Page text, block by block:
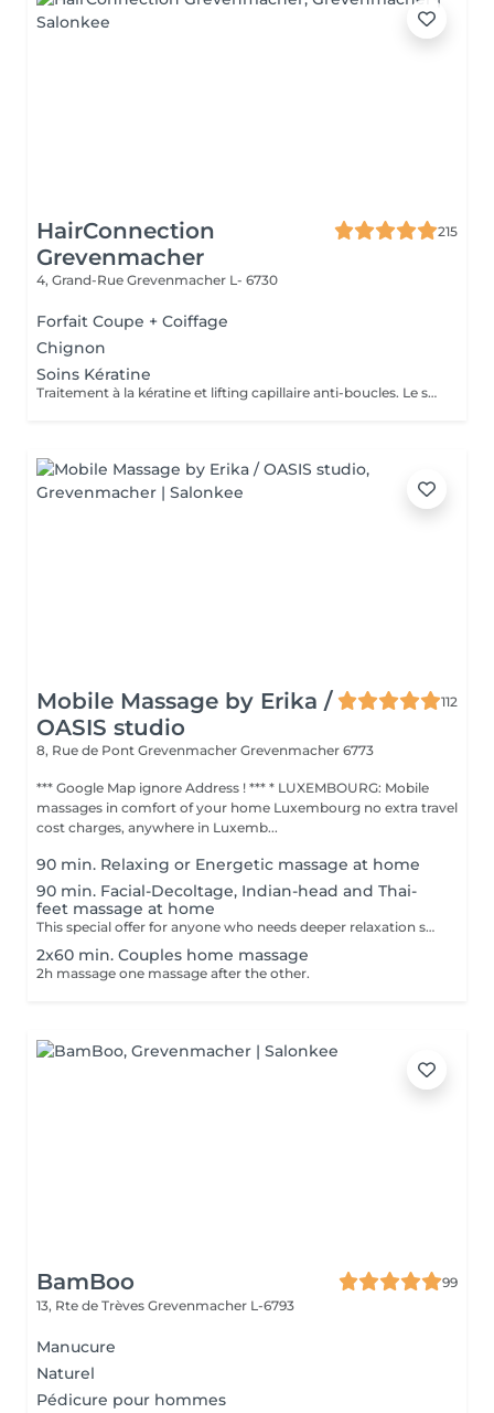
HairConnection
Grevenmacher
215
4, Grand-Rue Grevenmacher L- 6730
Forfait Coupe + Coiffage
Chignon
Soins Kératine
Traitement à la kératine et lifting capillaire anti-boucles. Le système kératinique régénère les cheveux très abîmés, ils ressentent l'énergie et la sensation d'un nouveau cheveu, brillant et fortement guéri.
Mobile Massage by Erika /
OASIS studio
112
8, Rue de Pont Grevenmacher Grevenmacher 6773
*** Google Map ignore Address ! *** * LUXEMBOURG: Mobile
massages in comfort of your home Luxembourg no extra travel
cost charges, anywhere in Luxemb...
90 min. Relaxing or Energetic massage at home
90 min. Facial-Decoltage, Indian-head and Thai-
feet massage at home
This special offer for anyone who needs deeper relaxation session.
2x60 min. Couples home massage
2h massage one massage after the other.
BamBoo
99
13, Rte de Trèves Grevenmacher L-6793
Manucure
Naturel
Pédicure pour hommes